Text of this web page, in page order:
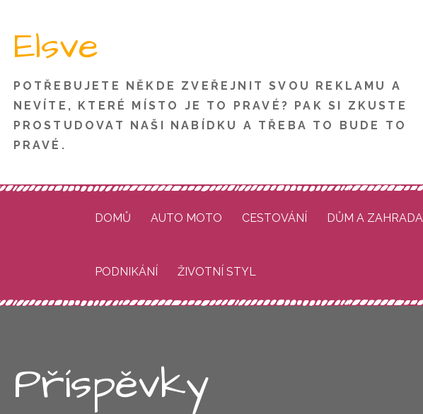
content
Elsve
POTŘEBUJETE NĚKDE ZVEŘEJNIT SVOU REKLAMU A
NEVÍTE, KTERÉ MÍSTO JE TO PRAVÉ? PAK SI ZKUSTE
PROSTUDOVAT NAŠI NABÍDKU A TŘEBA TO BUDE TO
PRAVÉ.
DOMŮ AUTO MOTO CESTOVÁNÍ DŮM A ZAHRADA
PODNIKÁNÍ ŽIVOTNÍ STYL
Příspěvky